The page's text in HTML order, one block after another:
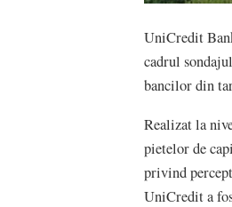
UniCredit
cadrul
bancilor din
Realizat la
pietelor de
privind
UniCredit a